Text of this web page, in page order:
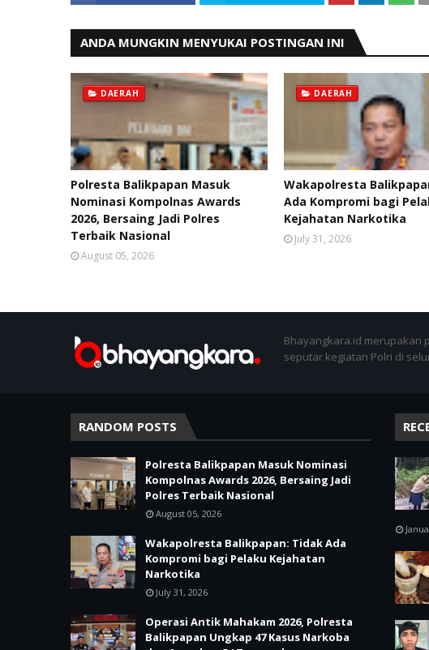
ANDA MUNGKIN MENYUKAI POSTINGAN INI
DAERAH
Polresta Balikpapan Masuk
Nominasi Kompolnas Awards
2026, Bersaing Jadi Polres
Terbaik Nasional
August 05, 2026
DAERAH
Wakapolresta
Ada Kompromi bagi
Kejahatan Narkotika
July 31, 2026
Bhayangkara.id merupakan
seputar kegiatan Polri di
RANDOM POSTS
Polresta Balikpapan Masuk Nominasi
Kompolnas Awards 2026, Bersaing Jadi
Polres Terbaik Nasional
August 05, 2026
Wakapolresta Balikpapan: Tidak Ada
Kompromi bagi Pelaku Kejahatan
Narkotika
July 31, 2026
Operasi Antik Mahakam 2026, Polresta
Balikpapan Ungkap 47 Kasus Narkoba